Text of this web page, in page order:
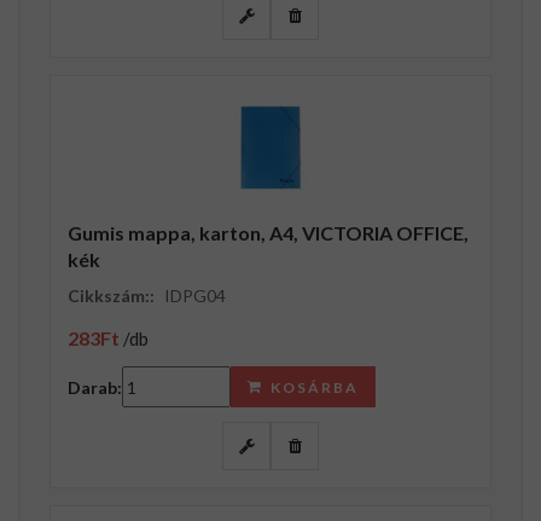
Gumis mappa, karton, A4, VICTORIA OFFICE,
kék
Cikkszám:: IDPG04
283Ft /db
Darab: KOSÁRBA